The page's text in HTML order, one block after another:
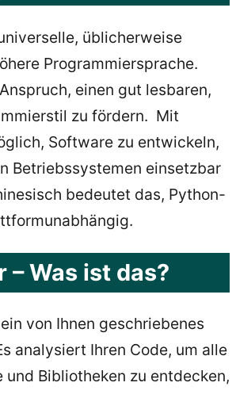
üblicherweise
Programmiersprache.
einen gut lesbaren,
zu fördern. Mit
Software zu entwickeln,
Betriebssystemen einsetzbar
bedeutet das, Python-
– Was ist das?
von Ihnen geschriebenes
analysiert Ihren Code, um alle
und Bibliotheken zu entdecken,